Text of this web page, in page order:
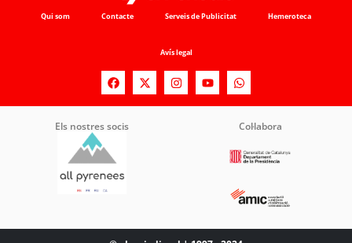
Qui som Contacte Serveis de Publicitat Hemeroteca
Avís legal
Els nostres socis Col·labora